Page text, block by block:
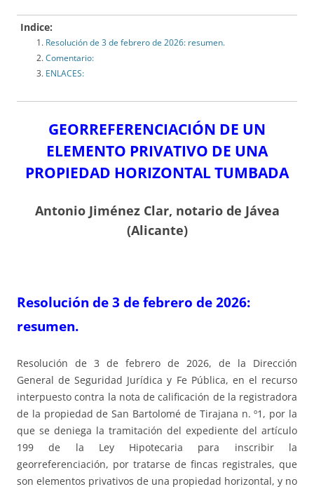
Indice:
Resolución de 3 de febrero de 2026: resumen.
Comentario:
ENLACES:
GEORREFERENCIACIÓN DE UN
ELEMENTO PRIVATIVO DE UNA
PROPIEDAD HORIZONTAL TUMBADA
Antonio Jiménez Clar, notario de Jávea
(Alicante)
Resolución de 3 de febrero de 2026:
resumen.
Resolución de 3 de febrero de 2026, de la Dirección
General de Seguridad Jurídica y Fe Pública, en el recurso
interpuesto contra la nota de calificación de la registradora
de la propiedad de San Bartolomé de Tirajana n. º1, por la
que se deniega la tramitación del expediente del artículo
199 de la Ley Hipotecaria para inscribir la
georreferenciación, por tratarse de fincas registrales, que
son elementos privativos de una propiedad horizontal, y no